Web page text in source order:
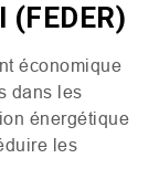
économique
dans les
énergétique
les